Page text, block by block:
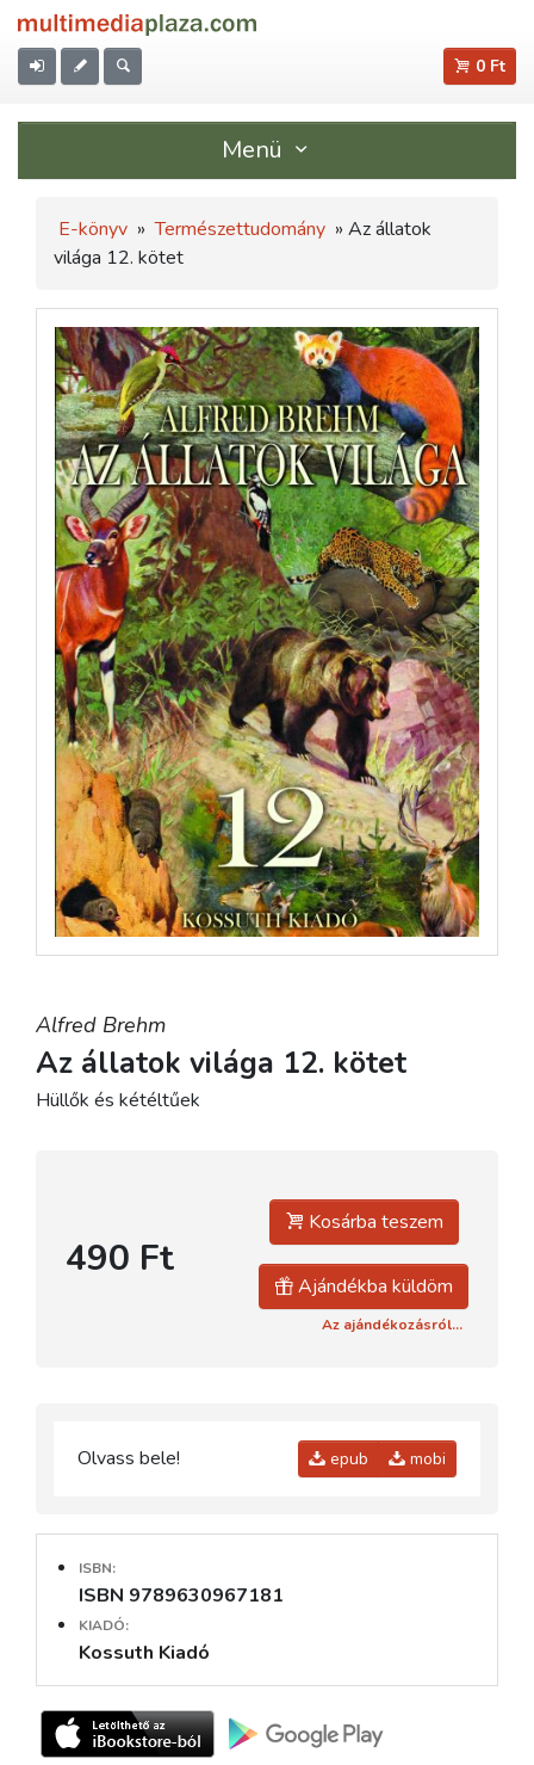
0 Ft
Menü
E-könyv » Természettudomány » Az állatok
világa 12. kötet
Alfred Brehm
Az állatok világa 12. kötet
Hüllők és kétéltűek
490 Ft
Kosárba teszem
Ajándékba küldöm
Az ajándékozásról...
Olvass bele! epub mobi
ISBN:
ISBN 9789630967181
KIADÓ:
Kossuth Kiadó